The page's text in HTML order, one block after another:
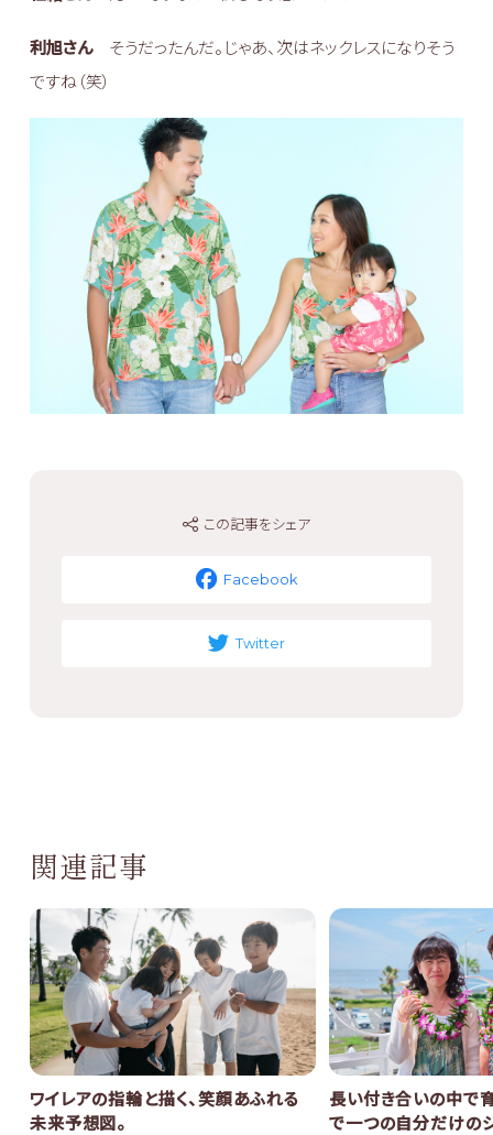
利旭さんそうだったんだ。じゃあ、次はネックレスになりそう
ですね（笑）
この記事をシェア
Facebook
Twitter
関連記事
ワイレアの指輪と描く、笑顔あふれる
未来予想図。
長い付き合いの中で
で一つの自分だけの